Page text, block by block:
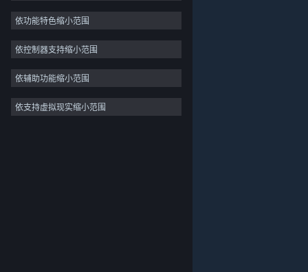
关于蒸汽平台|退款政策|软件许可服务协议
个人信息保护政策|个人信息出境告知书|
休闲
模拟
竞速
体育
视频制作
依功能特色缩小范围
依控制器支持缩小范围
依辅助功能缩小范围
依支持虚拟现实缩小范围